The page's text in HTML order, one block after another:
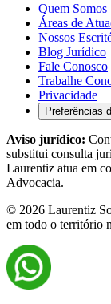
Quem Somos
Áreas de
Nossos
Blog Jurídico
Fale Conosco
Trabalhe
Privacidade
Preferências
Aviso jurídico:
substitui consulta
Laurentiz atua em
Advocacia.
© 2026 Laurentiz
em todo o território